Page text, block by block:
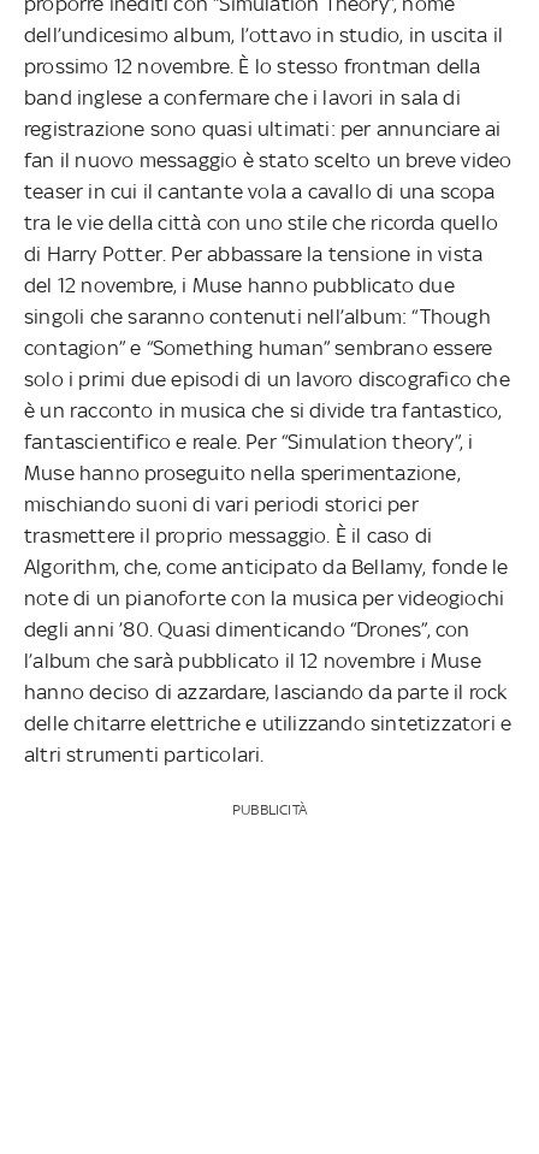
dell’undicesimo album, l’ottavo in studio, in uscita il
prossimo 12 novembre. È lo stesso frontman della
band inglese a confermare che i lavori in sala di
registrazione sono quasi ultimati: per annunciare ai
fan il nuovo messaggio è stato scelto un breve video
teaser in cui il cantante vola a cavallo di una scopa
tra le vie della città con uno stile che ricorda quello
di Harry Potter. Per abbassare la tensione in vista
del 12 novembre, i Muse hanno pubblicato due
singoli che saranno contenuti nell’album: “Though
contagion” e “Something human” sembrano essere
solo i primi due episodi di un lavoro discografico che
è un racconto in musica che si divide tra fantastico,
fantascientifico e reale. Per “Simulation theory”, i
Muse hanno proseguito nella sperimentazione,
mischiando suoni di vari periodi storici per
trasmettere il proprio messaggio. È il caso di
Algorithm, che, come anticipato da Bellamy, fonde le
note di un pianoforte con la musica per videogiochi
degli anni ’80. Quasi dimenticando “Drones”, con
l’album che sarà pubblicato il 12 novembre i Muse
hanno deciso di azzardare, lasciando da parte il rock
delle chitarre elettriche e utilizzando sintetizzatori e
altri strumenti particolari.
PUBBLICITÀ